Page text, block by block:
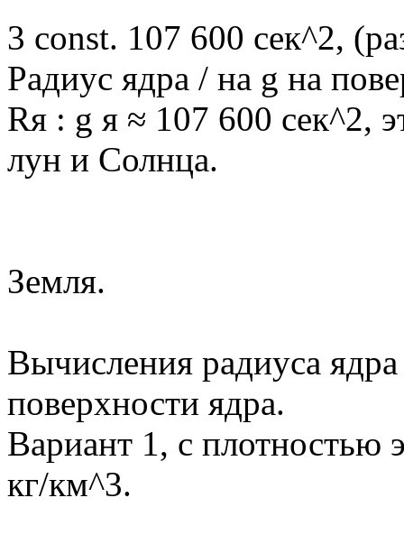
3 const. 107 600 сек^2,
Радиус ядра / на g на
Rя : g я ≈ 107 600 сек^2,
лун и Солнца.
Земля.
Вычисления радиуса
поверхности ядра.
Вариант 1, с плотностью
кг/км^3.